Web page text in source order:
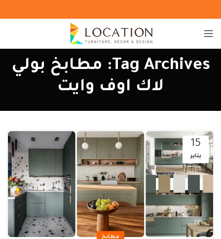
Tag Archives: مطابخ بولي
لاك اوف وايت
15
يناير
مطابخ